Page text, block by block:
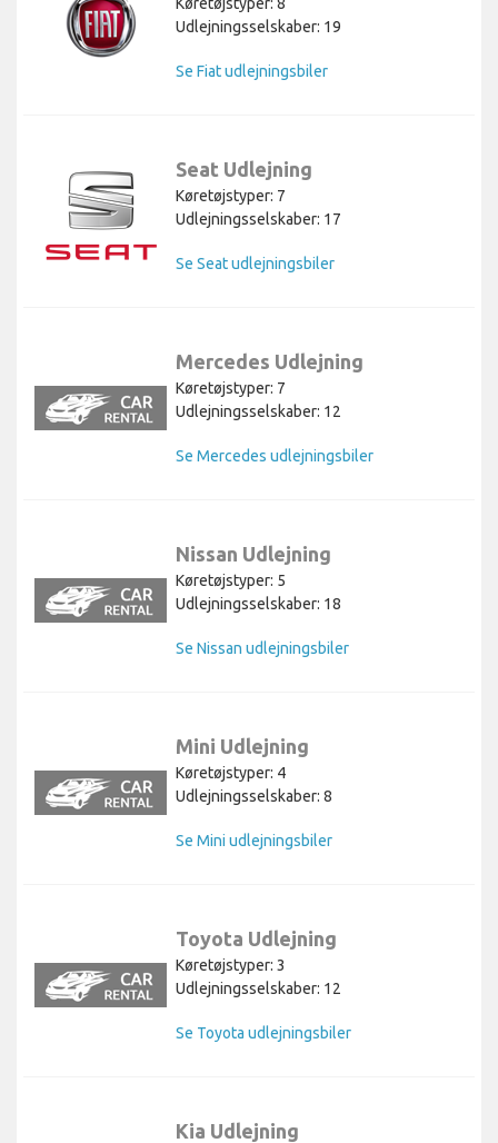
Udlejningsselskaber: 19
Se Fiat udlejningsbiler
Seat Udlejning
Køretøjstyper: 7
Udlejningsselskaber: 17
Se Seat udlejningsbiler
Mercedes Udlejning
Køretøjstyper: 7
Udlejningsselskaber: 12
Se Mercedes udlejningsbiler
Nissan Udlejning
Køretøjstyper: 5
Udlejningsselskaber: 18
Se Nissan udlejningsbiler
Mini Udlejning
Køretøjstyper: 4
Udlejningsselskaber: 8
Se Mini udlejningsbiler
Toyota Udlejning
Køretøjstyper: 3
Udlejningsselskaber: 12
Se Toyota udlejningsbiler
Kia Udlejning